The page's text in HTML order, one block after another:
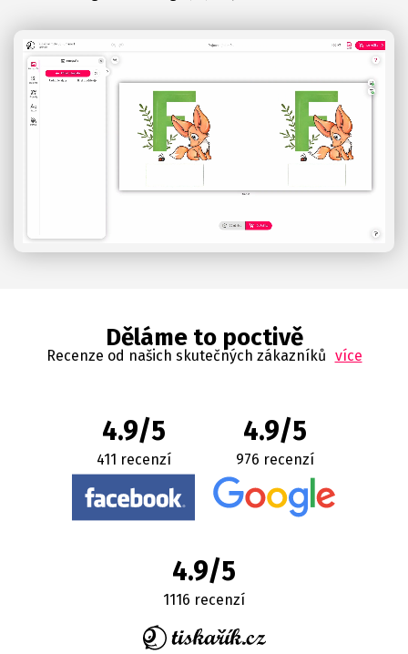
Děláme to poctivě
Recenze od našich skutečných zákazníků více
4.9/5
411 recenzí
4.9/5
976 recenzí
4.9/5
1116 recenzí